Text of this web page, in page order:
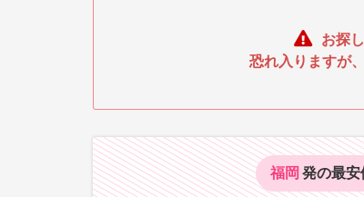
お探
恐れ入りますが
福岡 発の最安